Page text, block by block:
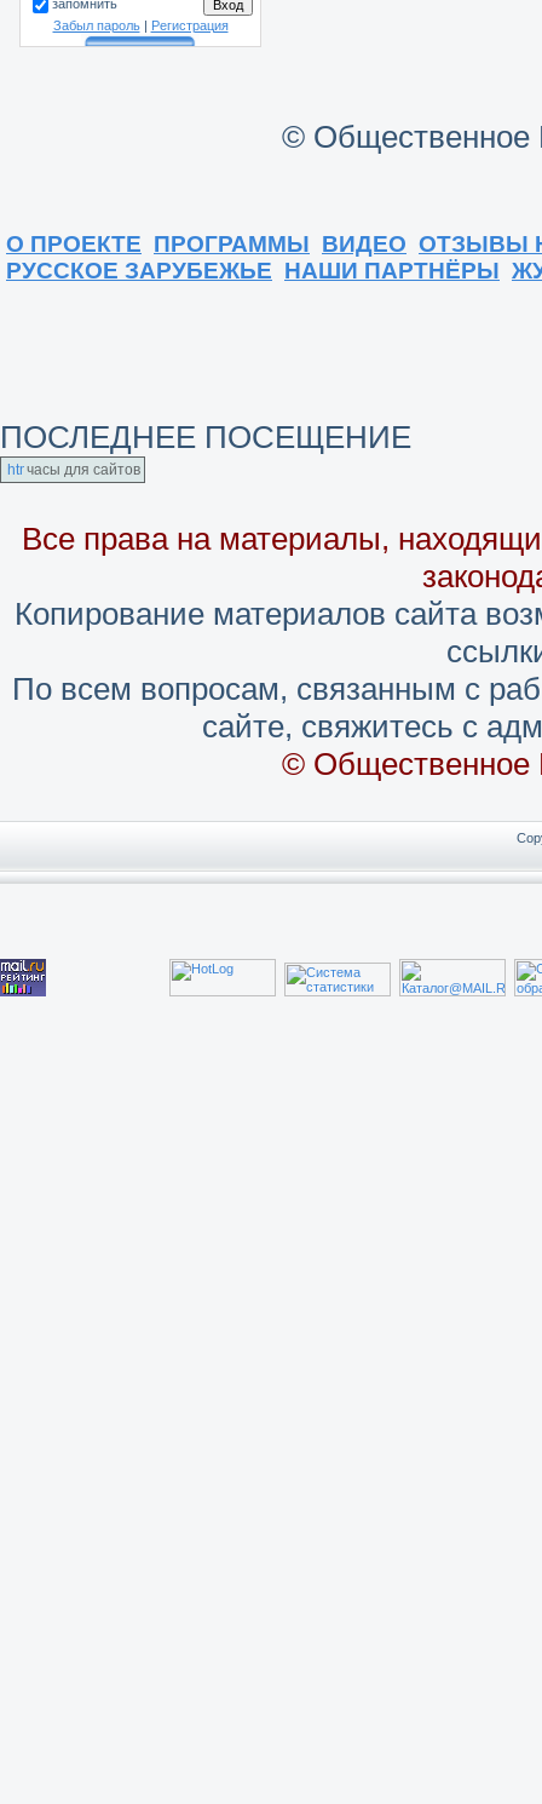
запомнить
Забыл пароль| Регистрация
© Общественное
О ПРОЕКТЕ ПРОГРАММЫ ВИДЕО ОТЗЫВЫ
РУССКОЕ ЗАРУБЕЖЬЕ НАШИ ПАРТНЁРЫ
ПОСЛЕДНЕЕ ПОСЕЩЕНИЕ
часы для сайтов
Все права на материалы,
Копирование материалов сайта
По всем вопросам, связанным с
сайте, свяжитесь с
© Общественное